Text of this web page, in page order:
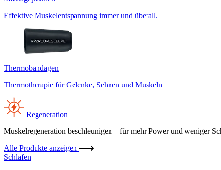
Effektive Muskelentspannung immer und überall.
Thermobandagen
Thermotherapie für Gelenke, Sehnen und Muskeln
Regeneration
Muskelregeneration beschleunigen – für mehr Power und weniger
Alle Produkte anzeigen
Schlafen